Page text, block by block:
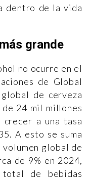
dentro de la vida
grande
no ocurre en el
de Global
de cerveza
24 mil millones
a una tasa
A esto se suma
global de
de 9% en 2024,
total de bebidas